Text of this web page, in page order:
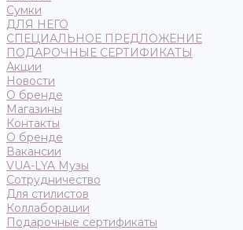
Сумки
ДЛЯ НЕГО
СПЕЦИАЛЬНОЕ ПРЕДЛОЖЕНИЕ
ПОДАРОЧНЫЕ СЕРТИФИКАТЫ
Акции
Новости
О бренде
Магазины
Контакты
О бренде
Вакансии
VUA-LYA Музы
Сотрудничество
Для стилистов
Коллаборации
Подарочные сертификаты